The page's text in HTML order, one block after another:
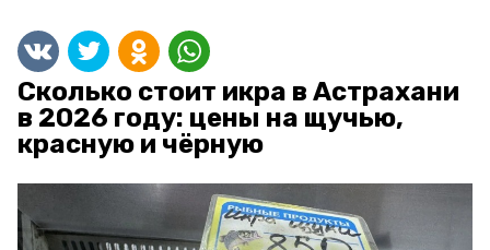
Сколько стоит икра в Астрахани
в 2026 году: цены на щучью,
красную и чёрную